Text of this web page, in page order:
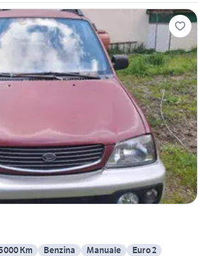
Km Benzina Manuale
Euro 2